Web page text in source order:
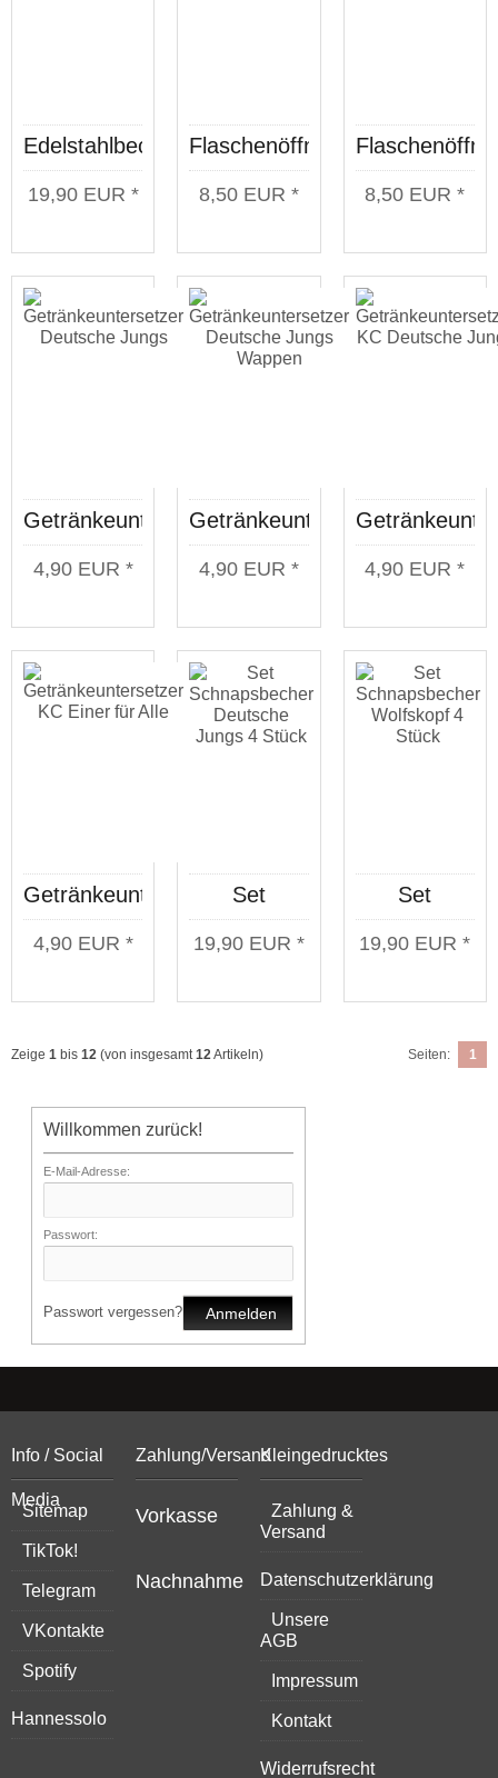
Edelstahlbecher
Deutsche
Jungs
19,90 EUR *
Flaschenöffner
Deutsche
Jungs Holz
8,50 EUR *
Kategorie C
Holz
8,50 EUR *
Getränkeuntersetzer
Deutsche
Jungs
4,90 EUR *
Getränkeuntersetzer
Deutsche
Jungs
4,90 EUR *
KC
Deutsche
4,90 EUR *
Getränkeuntersetzer
KC Einer
für Alle
4,90 EUR *
Set
Schnapsbecher
Deutsche
Stück
19,90 EUR *
Set
Wolfskopf 4
19,90 EUR *
Zeige 1 bis 12 (von insgesamt12Artikeln) Seiten: 1
Willkommen zurück!
E-Mail-Adresse:
Passwort:
Passwort vergessen? Anmelden
Info / Social
Media
Sitemap
TikTok!
Telegram
VKontakte
Spotify
Hannessolo
Zahlung/Versand
Vorkasse
Nachnahme
Kleingedrucktes
Zahlung &
Versand
Datenschutzerklärung
Unsere
AGB
Impressum
Kontakt
Widerrufsrecht